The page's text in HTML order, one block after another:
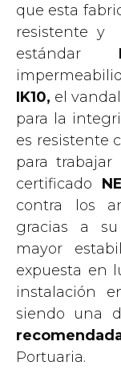
que esta
resistente y
estándar
IK10, el
para la
es resistente
para
certificado
contra los
gracias a
mayor
expuesta en
instalación
siendo una
Portuaria.